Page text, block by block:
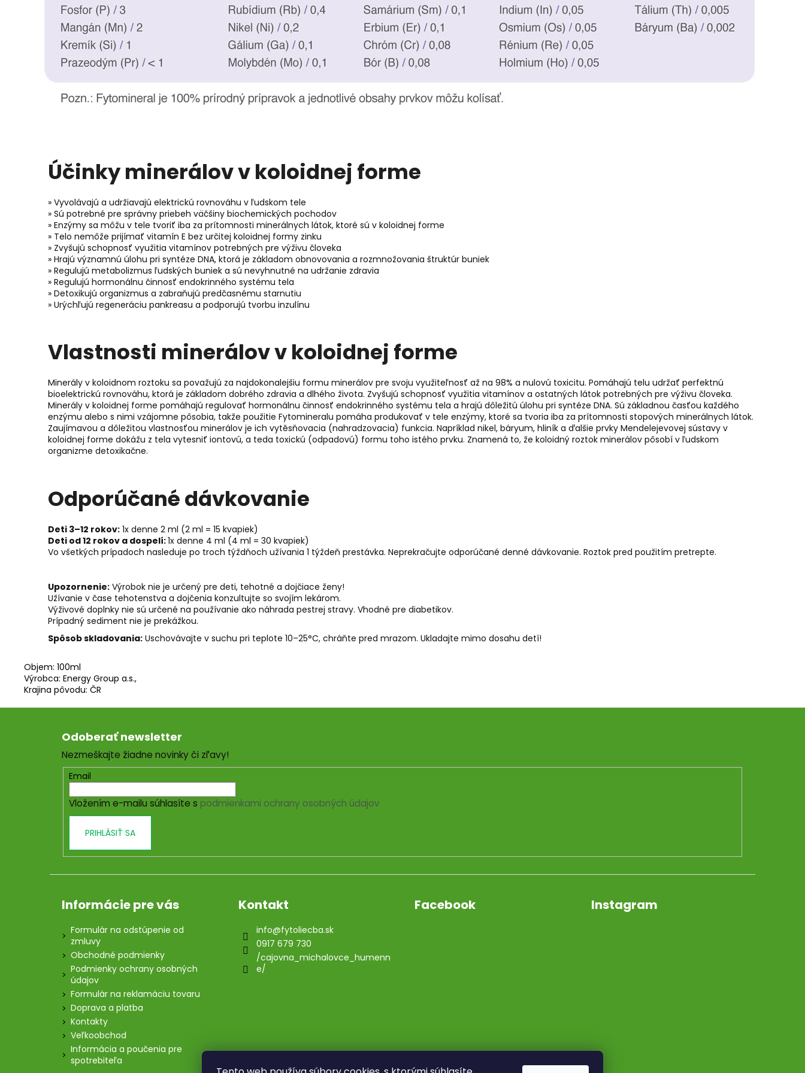
Účinky minerálov v koloidnej forme
» Vyvolávajú a udržiavajú elektrickú rovnováhu v ľudskom tele
» Sú potrebné pre správny priebeh väčšiny biochemických pochodov
» Enzýmy sa môžu v tele tvoriť iba za prítomnosti minerálnych látok, ktoré sú v koloidnej forme
» Telo nemôže prijímať vitamín E bez určitej koloidnej formy zinku
» Zvyšujú schopnosť využitia vitamínov potrebných pre výživu človeka
» Hrajú významnú úlohu pri syntéze DNA, ktorá je základom obnovovania a rozmnožovania štruktúr buniek
» Regulujú metabolizmus ľudských buniek a sú nevyhnutné na udržanie zdravia
» Regulujú hormonálnu činnosť endokrinného systému tela
» Detoxikujú organizmus a zabraňujú predčasnému starnutiu
» Urýchľujú regeneráciu pankreasu a podporujú tvorbu inzulínu
Vlastnosti minerálov v koloidnej forme
Minerály v koloidnom roztoku sa považujú za najdokonalejšiu formu minerálov pre svoju využiteľnosť až na 98% a nulovú toxicitu. Pomáhajú telu udržať perfektnú
bioelektrickú rovnováhu, ktorá je základom dobrého zdravia a dlhého života. Zvyšujú schopnosť využitia vitamínov a ostatných látok potrebných pre výživu človeka.
Minerály v koloidnej forme pomáhajú regulovať hormonálnu činnosť endokrinného systému tela a hrajú dôležitú úlohu pri syntéze DNA. Sú základnou časťou každého
enzýmu alebo s nimi vzájomne pôsobia, takže použitie Fytomineralu pomáha produkovať v tele enzýmy, ktoré sa tvoria iba za prítomnosti stopových minerálnych látok.
Zaujímavou a dôležitou vlastnosťou minerálov je ich vytěsňovacia (nahradzovacia) funkcia. Napríklad nikel, báryum, hliník a ďalšie prvky Mendelejevovej sústavy v
koloidnej forme dokážu z tela vytesniť iontovú, a teda toxickú (odpadovú) formu toho istého prvku. Znamená to, že koloidný roztok minerálov pôsobí v ľudskom
organizme detoxikačne.
Odporúčané dávkovanie
Deti 3–12 rokov: 1x denne 2 ml (2 ml = 15 kvapiek)
Deti od 12 rokov a dospelí:1x denne 4 ml (4 ml = 30 kvapiek)
Vo všetkých prípadoch nasleduje po troch týždňoch užívania 1 týždeň prestávka. Neprekračujte odporúčané denné dávkovanie. Roztok pred použitím pretrepte.
Upozornenie: Výrobok nie je určený pre deti, tehotné a dojčiace ženy!
Užívanie v čase tehotenstva a dojčenia konzultujte so svojím lekárom.
Výživové doplnky nie sú určené na používanie ako náhrada pestrej stravy. Vhodné pre diabetikov.
Prípadný sediment nie je prekážkou.
Spôsob skladovania: Uschovávajte v suchu pri teplote 10–25°C, chráňte pred mrazom. Ukladajte mimo dosahu detí!
Objem: 100ml
Výrobca: Energy Group a.s.,
Krajina pôvodu: ČR
Z
Odoberať newsletter
Nezmeškajte žiadne novinky či zľavy!
Email
Vložením e-mailu súhlasíte s podmienkami ochrany osobných údajov
PRIHLÁSIŤ SA
Informácie pre vás
Formulár na odstúpenie od
zmluvy
Obchodné podmienky
Podmienky ochrany osobných
údajov
Formulár na reklamáciu tovaru
Doprava a platba
Kontakty
Veľkoobchod
Informácia a poučenia pre
spotrebiteľa
Kontakt
info@fytoliecba.sk
0917 679 730
/cajovna_michalovce_humenn
e/
Facebook Instagram